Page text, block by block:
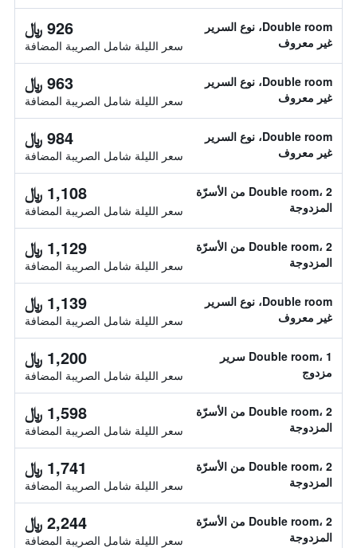
Double room، نوع السرير
غير معروف
926 ﷼
سعر الليلة شامل الصريبة المضافة
Double room، نوع السرير
غير معروف
963 ﷼
سعر الليلة شامل الصريبة المضافة
Double room، نوع السرير
غير معروف
984 ﷼
سعر الليلة شامل الصريبة المضافة
Double room، 2 من الأسرّة
المزدوجة
1,108 ﷼
سعر الليلة شامل الصريبة المضافة
Double room، 2 من الأسرّة
المزدوجة
1,129 ﷼
سعر الليلة شامل الصريبة المضافة
Double room، نوع السرير
غير معروف
1,139 ﷼
سعر الليلة شامل الصريبة المضافة
Double room، 1 سرير
مزدوج
1,200 ﷼
سعر الليلة شامل الصريبة المضافة
Double room، 2 من الأسرّة
المزدوجة
1,598 ﷼
سعر الليلة شامل الصريبة المضافة
Double room، 2 من الأسرّة
المزدوجة
1,741 ﷼
سعر الليلة شامل الصريبة المضافة
Double room، 2 من الأسرّة
المزدوجة
2,244 ﷼
سعر الليلة شامل الصريبة المضافة